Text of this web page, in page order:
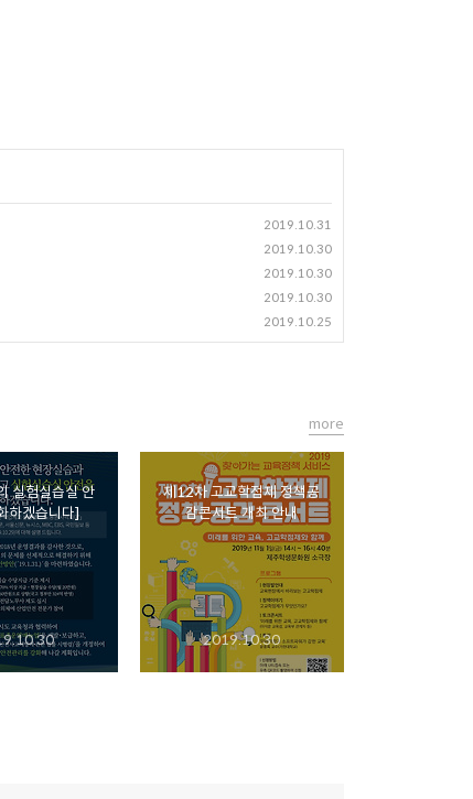
2019.10.31
2019.10.30
2019.10.30
2019.10.30
2019.10.25
실험실습실 안
하겠습니다]
제12차 고교학점제 정책공
감콘서트 개최 안내
2019.10.30
more